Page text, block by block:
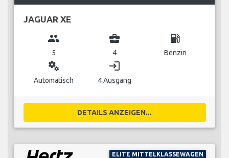
JAGUAR XE
group
5
business_center
4
local_gas_station
Benzin
miscellaneous_services
Automatisch
login
4 Ausgang
DETAILS ANZEIGEN...
ELITE MITTELKLASSEWAGEN